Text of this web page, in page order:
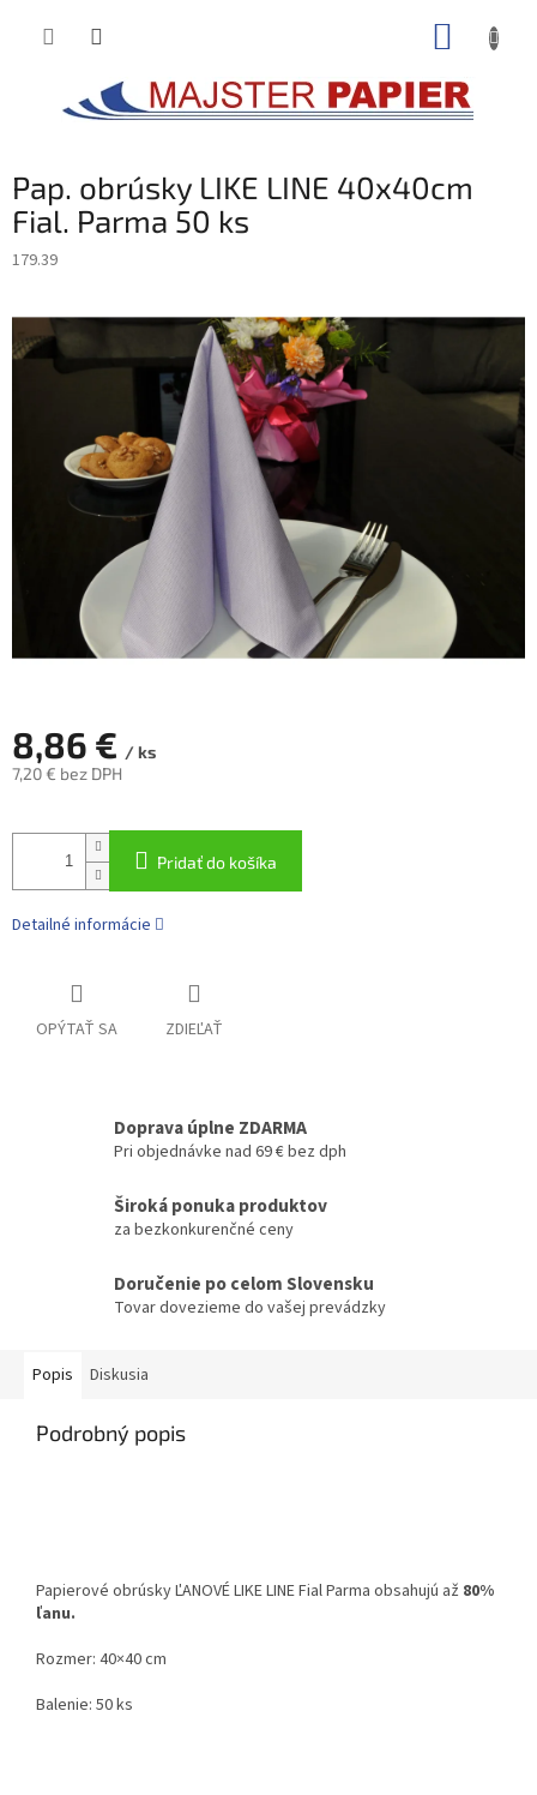
Pap. obrúsky LIKE LINE 40x40cm
Fial. Parma 50 ks
179.39
8,86 € / ks
7,20 € bez DPH
cena:
Pridať do košíka
Detailné informácie
OPÝTAŤ SA ZDIEĽAŤ
Doprava úplne ZDARMA
Pri objednávke nad 69 € bez dph
Široká ponuka produktov
za bezkonkurenčné ceny
Doručenie po celom Slovensku
Tovar dovezieme do vašej prevádzky
Popis Diskusia
Podrobný popis
Papierové obrúsky ĽANOVÉ LIKE LINE Fial Parma obsahujú až 80%
ľanu.
Rozmer: 40×40 cm
Balenie: 50 ks